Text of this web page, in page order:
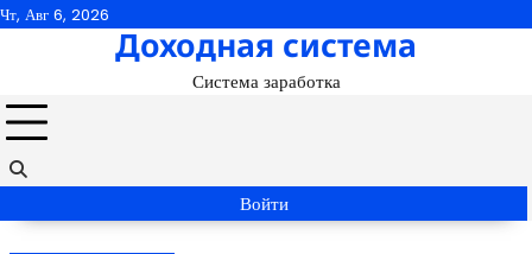
Перейти
Чт, Авг 6, 2026
Доходная система
Система заработка
Войти